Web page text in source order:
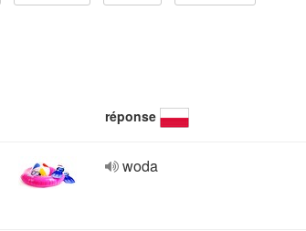
réponse
woda